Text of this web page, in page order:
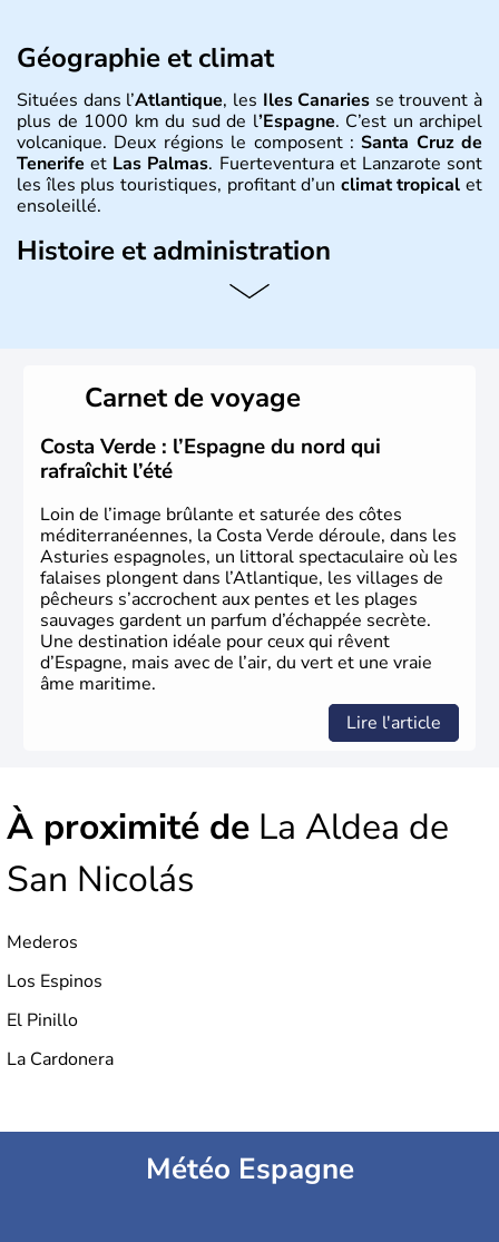
Géographie et climat
Situées dans l’Atlantique, les Iles Canaries se trouvent à
plus de 1000 km du sud de l’Espagne. C’est un archipel
volcanique. Deux régions le composent :Santa Cruz de
Tenerife et Las Palmas. Fuerteventura et Lanzarote sont
les îles plus touristiques, profitant d’un climat tropical et
ensoleillé.
Histoire et administration
font parties des 17 communautés
appelés « chiens de mer ».
Carnet de voyage
Costa Verde : l’Espagne du nord qui
rafraîchit l’été
Loin de l’image brûlante et saturée des côtes
méditerranéennes, la Costa Verde déroule, dans les
Asturies espagnoles, un littoral spectaculaire où les
falaises plongent dans l’Atlantique, les villages de
pêcheurs s’accrochent aux pentes et les plages
sauvages gardent un parfum d’échappée secrète.
Une destination idéale pour ceux qui rêvent
d’Espagne, mais avec de l’air, du vert et une vraie
âme maritime.
Lire l'article
À proximité de La Aldea de
San Nicolás
Mederos
Los Espinos
El Pinillo
La Cardonera
Météo Espagne